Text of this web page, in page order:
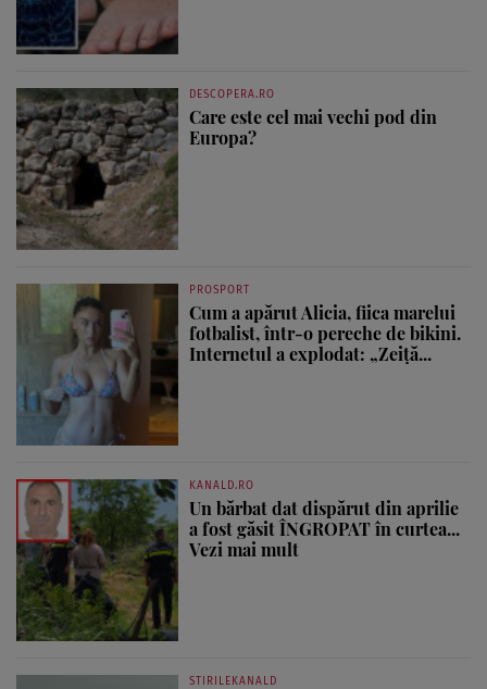
DESCOPERA.RO
Care este cel mai vechi pod din
Europa?
PROSPORT
Cum a apărut Alicia, fiica marelui
fotbalist, într-o pereche de bikini.
Internetul a explodat: „Zeiță...
KANALD.RO
Un bărbat dat dispărut din aprilie
a fost găsit ÎNGROPAT în curtea...
Vezi mai mult
STIRILEKANALD